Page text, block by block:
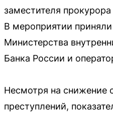
заместителя
В мероприятии
Министерства
Банка России и
Несмотря на снижение
преступлений,